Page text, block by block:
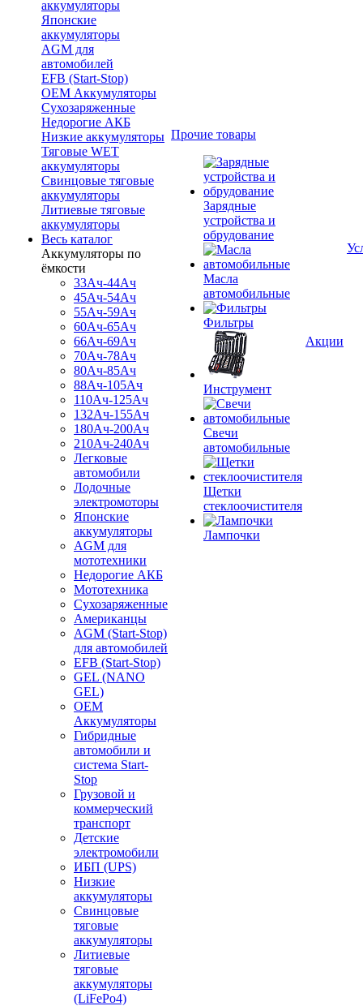
аккумуляторы
Японские
аккумуляторы
AGM для
автомобилей
EFB (Start-Stop)
OEM Аккумуляторы
Сухозаряженные
Недорогие АКБ
Низкие аккумуляторы
Тяговые WET
аккумуляторы
Свинцовые тяговые
аккумуляторы
Литиевые тяговые
аккумуляторы
Весь каталог
Аккумуляторы по
ёмкости
33Ач-44Ач
45Ач-54Ач
55Ач-59Ач
60Ач-65Ач
66Ач-69Ач
70Ач-78Ач
80Ач-85Ач
88Ач-105Ач
110Ач-125Ач
132Ач-155Ач
180Ач-200Ач
210Ач-240Ач
Легковые
автомобили
Лодочные
электромоторы
Японские
аккумуляторы
AGM для
мототехники
Недорогие АКБ
Мототехника
Сухозаряженные
Американцы
AGM (Start-Stop)
для автомобилей
EFB (Start-Stop)
GEL (NANO
GEL)
OEM
Аккумуляторы
Гибридные
автомобили и
система Start-
Stop
Грузовой и
коммерческий
транспорт
Детские
электромобили
ИБП (UPS)
Низкие
аккумуляторы
Свинцовые
тяговые
аккумуляторы
Литиевые
тяговые
аккумуляторы
(LiFePo4)
Прочие товары
Зарядные
устройства и
обрудование
Масла
автомобильные
Фильтры
Инструмент
Свечи
автомобильные
Щетки
стеклоочистителя
Лампочки
Акции